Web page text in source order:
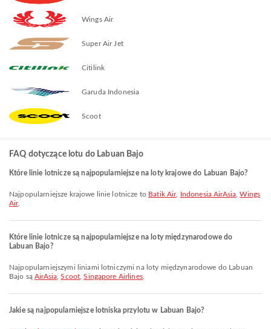
Wings Air
Super Air Jet
Citilink
Garuda Indonesia
Scoot
FAQ dotyczące lotu do Labuan Bajo
Które linie lotnicze są najpopularniejsze na loty krajowe do Labuan Bajo?
Najpopularniejsze krajowe linie lotnicze to Batik Air, Indonesia AirAsia ,Wings
Air.
Które linie lotnicze są najpopularniejsze na loty międzynarodowe do
Labuan Bajo?
Najpopularniejszymi liniami lotniczymi na loty międzynarodowe do Labuan
Bajo sąAirAsia ,Scoot ,Singapore Airlines.
Jakie są najpopularniejsze lotniska przylotu w Labuan Bajo?